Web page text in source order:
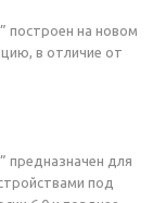
построен на новом
в отличие от
предназначен для
под